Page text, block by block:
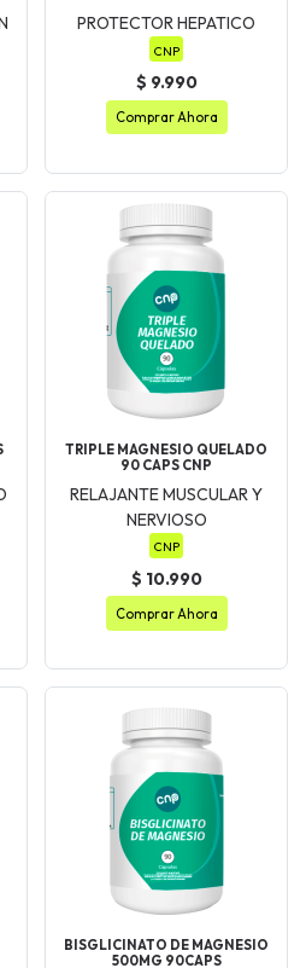
PROTECTOR HEPATICO
CNP
$ 9.990
Comprar Ahora
TRIPLE MAGNESIO QUELADO
90 CAPS CNP
RELAJANTE MUSCULAR Y
NERVIOSO
CNP
$ 10.990
Comprar Ahora
BISGLICINATO DE MAGNESIO
500MG 90CAPS